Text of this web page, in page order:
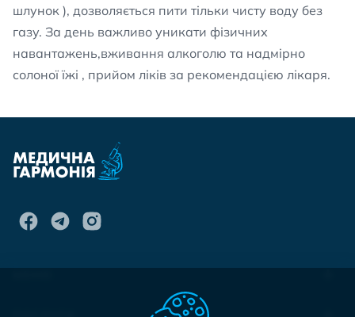
шлунок ), дозволяється пити тільки чисту воду без
газу. За день важливо уникати фізичних
навантажень,вживання алкоголю та надмірно
солоної їжі , прийом ліків за рекомендацією лікаря.